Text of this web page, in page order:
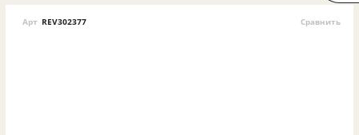
Арт REV302377 Сравнить